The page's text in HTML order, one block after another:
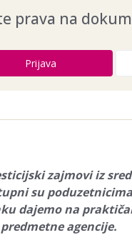
prava na
Prijava
zajmovi iz
su poduzetnicima
dajemo na
agencije.